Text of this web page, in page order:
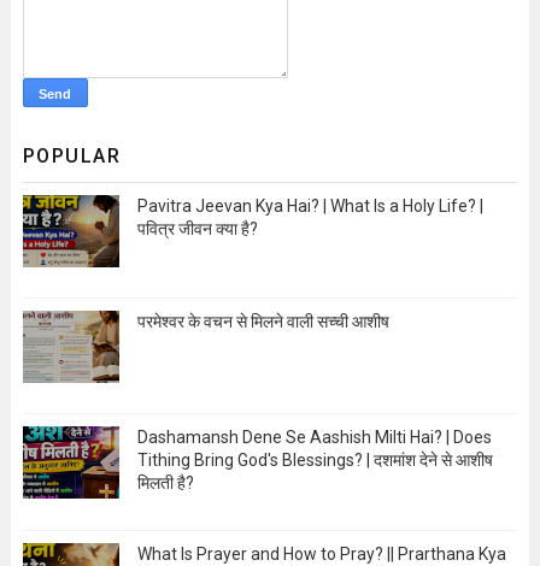
POPULAR
Pavitra Jeevan Kya Hai? | What Is a Holy Life? |
पवित्र जीवन क्या है?
परमेश्वर के वचन से मिलने वाली सच्ची आशीष
Dashamansh Dene Se Aashish Milti Hai? | Does
Tithing Bring God's Blessings? | दशमांश देने से आशीष
मिलती है?
What Is Prayer and How to Pray? || Prarthana Kya